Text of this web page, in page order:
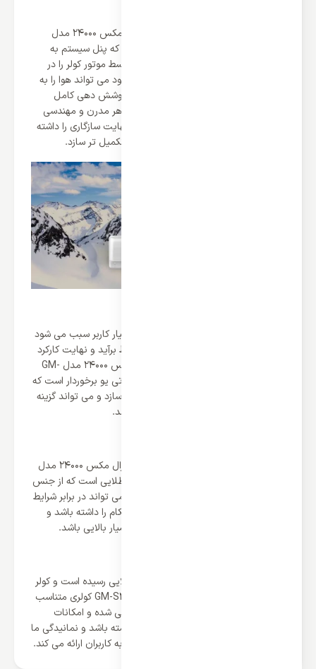
در تکمیل یونیت خارجی کولر گازی جنرال مکس 24000 مدل
GM-S24DIGITAL، یونیت داخلی قرار دارد که پنل سیستم به
شمار می رود و می تواند هوای تولیدی توسط موتور کولر را در
محیط منتشر کند و با دمپرهای قدرتمند خود می تواند هوا را به
صورت چهار جهته منتشر کند و در نتیجه پوشش دهی کامل
محیطی را انجام می دهد و این پنل با ظاهر مدرن و مهندسی
شده خود می تواند با هر دکور و فضایی نهایت سازگاری را داشته
باشد و و خانه و فضای کاربر را از همیشه تکمیل تر سازد.
تناسب میان ظرفیت دمایی و متراژ در اختیار کاربر سبب می شود
کولر به خوبی از پوشش دهی دمایی محیط برآید و نهایت کارکرد
را از خود نشان دهد و کولر گازی جنرال مکس 24000 مدل GM-
S24DIGITAL از ظرفیت دمایی 24000 بی تی یو برخوردار است که
کولر را برای متراژ 50 تا 70 متر مناسب می سازد و می تواند گزینه
مناسبی برای اتاق های متوسط تا بزرگ باشد.
یکی از مشخصه های بارز در کولر گازی جنرال مکس 24000 مدل
GM-S24DIGITAL وجود فین یا پره های طلایی است که از جنس
آلیاژ ضد زنگ ساخته شده است در نتیجه می تواند در برابر شرایط
آب و هوایی و دمایی بهترین دوام و استحکام را داشته باشد و
سبب می شود طول عمر سیستم در حد بسیار بالایی باشد.
فروش کولر گازی جنرال مکس به درصد بالایی رسیده است و کولر
گازی جنرال مکس 24000 مدل GM-S24DIGITAL کولری متناسب
اتاق های متوسط است و با طراحی مهندسی شده و امکانات
کاربردی خود می تواند بهترین کارکرد را داشته باشد و نمانیدگی ما
این دستگاه را با تضمین اصالت و کیفیت به کاربران ارائه می کند.